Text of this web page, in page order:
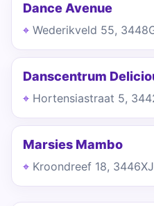
Dance Avenue
Wederikveld 55,
Danscentrum
Hortensiastraat 5,
Marsies Mambo
Kroondreef 18,